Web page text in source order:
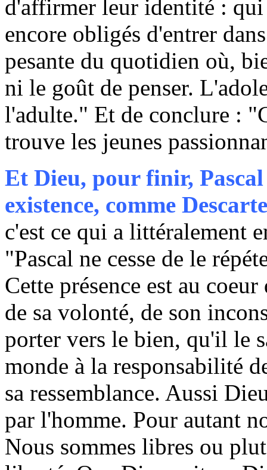
d'affirmer leur identité :
encore obligés d'entrer
pesante du quotidien où,
ni le goût de penser.
l'adulte." Et de conclure :
trouve les jeunes
Et Dieu, pour finir,
existence, comme
c'est ce qui a littéralement
"Pascal ne cesse de le
Cette présence est au
de sa volonté, de son
porter vers le bien, qu'il le
monde à la responsabilité
sa ressemblance. Aussi
par l'homme. Pour autant
Nous sommes libres ou